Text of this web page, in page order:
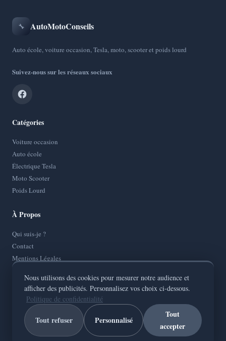
🔧 AutoMotoConseils
Auto école, voiture occasion, Tesla, moto, scooter et poids lourd
Suivez-nous sur les réseaux sociaux
Catégories
Voiture occasion
Auto école
Électrique Tesla
Moto Scooter
Poids Lourd
À Propos
Qui suis-je ?
Contact
Mentions Légales
Plan de site
AutoMotoConseils
— Tous droits réservés
Votre guide fiable sur toutes les routes de France.
Nous utilisons des cookies pour mesurer notre audience et
afficher des publicités. Personnalisez vos choix ci-dessous.
Politique de confidentialité
Tout refuser Personnalisé
Tout
accepter